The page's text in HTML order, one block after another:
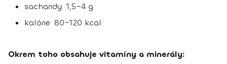
sacharidy: 1,5–4 g
kalórie: 80–120 kcal
Okrem toho obsahuje vitamíny a minerály: